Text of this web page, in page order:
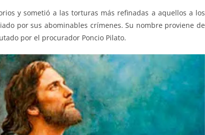
y sometió a las torturas más refinadas a aquellos a los
por sus abominables crímenes. Su nombre proviene de
por el procurador Poncio Pilato.